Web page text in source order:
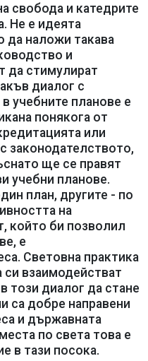
свобода и катедрите
Не е идеята
да наложи такава
и
да стимулират
диалог с
учебните планове е
понякога от
или
законодателството,
ще се правят
учебни планове.
план, другите - по
на
който би позволил
е
Световна практика
си взаимодействат
този диалог да стане
са добре направени
и държавната
по света това е
в тази посока.